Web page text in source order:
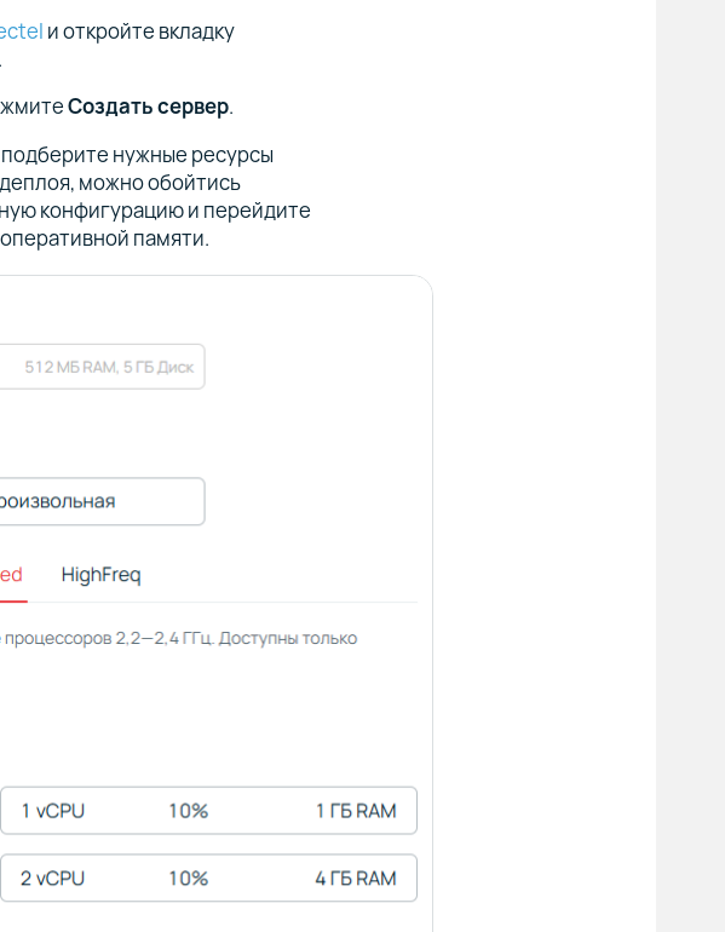
и откройте вкладку
Создать сервер.
нужные ресурсы
можно обойтись
конфигурацию и перейдите
памяти.